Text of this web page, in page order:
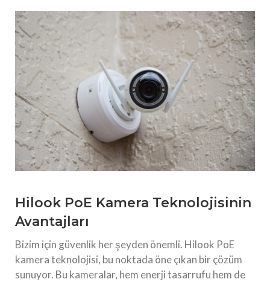
Hilook PoE Kamera Teknolojisinin
Avantajları
Bizim için güvenlik her şeyden önemli. Hilook PoE
kamera teknolojisi, bu noktada öne çıkan bir çözüm
sunuyor. Bu kameralar, hem enerji tasarrufu hem de